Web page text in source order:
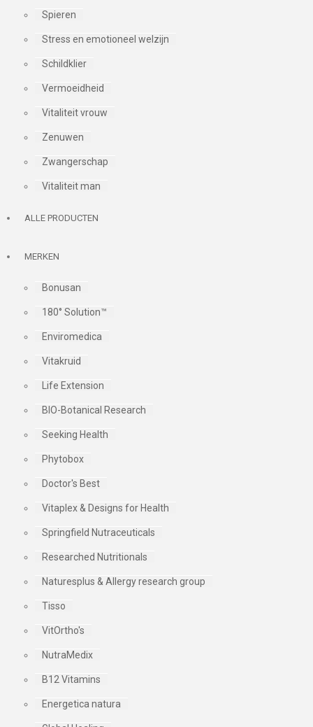
Spieren
Stress en emotioneel welzijn
Schildklier
Vermoeidheid
Vitaliteit vrouw
Zenuwen
Zwangerschap
Vitaliteit man
ALLE PRODUCTEN
MERKEN
Bonusan
180° Solution™
Enviromedica
Vitakruid
Life Extension
BIO-Botanical Research
Seeking Health
Phytobox
Doctor's Best
Vitaplex & Designs for Health
Springfield Nutraceuticals
Researched Nutritionals
Naturesplus & Allergy research group
Tisso
VitOrtho's
NutraMedix
B12 Vitamins
Energetica natura